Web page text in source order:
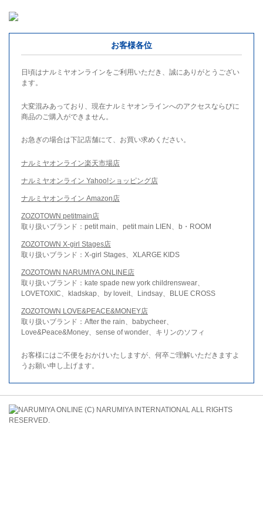
お客様各位
日頃はナルミヤオンラインをご利用いただき、誠にありがとうござい
ます。
大変混みあっており、現在ナルミヤオンラインへのアクセスならびに
商品のご購入ができません。
お急ぎの場合は下記店舗にて、お買い求めください。
ナルミヤオンライン楽天市場店
ナルミヤオンライン Yahoo!ショッピング店
ナルミヤオンライン Amazon店
ZOZOTOWN petitmain店
取り扱いブランド：petit main、petit main LIEN、b・ROOM
ZOZOTOWN X-girl Stages店
取り扱いブランド：X-girl Stages、XLARGE KIDS
ZOZOTOWN NARUMIYA ONLINE店
取り扱いブランド：kate spade new york childrenswear、
LOVETOXIC、kladskap、by loveit、Lindsay、BLUE CROSS
ZOZOTOWN LOVE&PEACE&MONEY店
取り扱いブランド：After the rain、babycheer、
Love&Peace&Money、sense of wonder、キリンのソフィ
お客様にはご不便をおかけいたしますが、何卒ご理解いただきますよ
うお願い申し上げます。